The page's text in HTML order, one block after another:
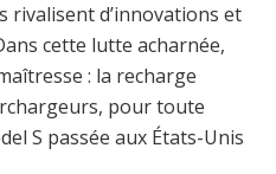
rivalisent d’innovations et
cette lutte acharnée,
: la recharge
pour toute
S passée aux États-Unis